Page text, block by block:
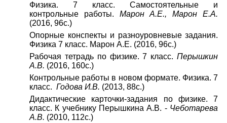
Физика. 7 класс. Самостоятельные и
контрольные работы. Марон А.Е., Марон Е.А.
(2016, 96с.)
Опорные конспекты и разноуровневые задания.
Физика 7 класс. Марон А.Е. (2016, 96с.)
Рабочая тетрадь по физике. 7 класс. Перышкин
А.В. (2016, 160с.)
Контрольные работы в новом формате. Физика. 7
класс. Годова И.В. (2013, 88с.)
Дидактические карточки-задания по физике. 7
класс. К учебнику Перышкина А.В. - Чеботарева
А.В. (2010, 112с.)